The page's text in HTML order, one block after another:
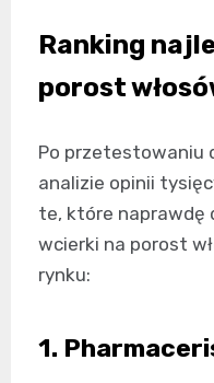
Ranking
porost
Po przetestowaniu
analizie opinii
te, które naprawdę
wcierki na porost
rynku:
1.